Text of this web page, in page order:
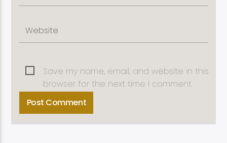
Save my name, email, and website in this
browser for the next time I comment.